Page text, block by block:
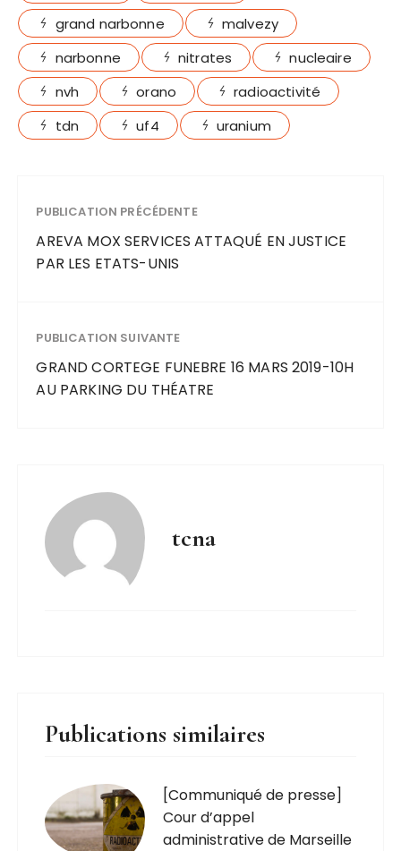
grand narbonne
malvezy
narbonne
nitrates
nucleaire
nvh
orano
radioactivité
tdn
uf4 uranium
PUBLICATION PRÉCÉDENTE
AREVA MOX SERVICES ATTAQUÉ EN JUSTICE
PAR LES ETATS-UNIS
PUBLICATION SUIVANTE
GRAND CORTEGE FUNEBRE 16 MARS 2019-10H
AU PARKING DU THÉATRE
tcna
Publications similaires
[Communiqué de presse]
Cour d’appel
administrative de Marseille